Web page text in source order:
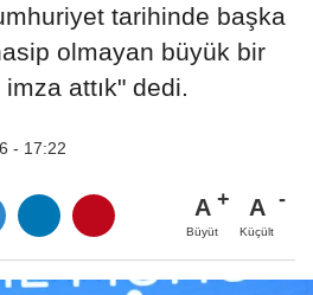
tarihinde başka
olmayan büyük bir
attık" dedi.
- 17:22
A
Büyüt
A
Küçült